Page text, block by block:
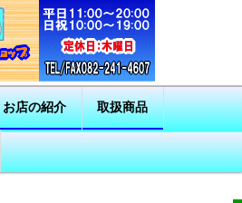
お店の紹介 取扱商品